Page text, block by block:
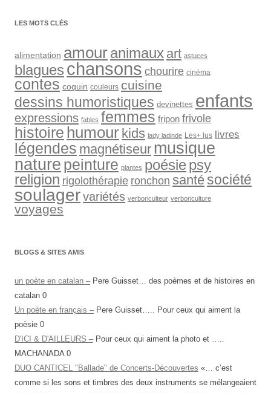
LES MOTS CLÉS
alimentation amouranimaux art astuces
blagues chansons chourire cinéma
contes coquin couleurs cuisine
dessins humoristiques devinettes enfants
expressions fables femmes fripon frivole
histoire humour kids lady ladinde Les+ lus livres
légendes magnétiseur musique
nature peinture plantes poésiepsy
religion rigolothérapie ronchon santé société
soulagervariétés verboriculteur verboriculture
voyages
BLOGS & SITES AMIS
un poète en catalan –Pere Guisset… des poèmes et de histoires en
catalan 0
Un poète en français –Pere Guisset….. Pour ceux qui aiment la
poèsie 0
D'ICI & D'AILLEURS –Pour ceux qui aiment la photo et …..
MACHANADA 0
DUO CANTICEL "Ballade" de Concerts-Découvertes «… c’est
comme si les sons et timbres des deux instruments se mélangeaient